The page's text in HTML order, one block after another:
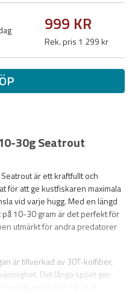
999 KR
Rek. pris 1 299 kr
30g Seatrout
är ett kraftfullt och
för att ge kustfiskaren maximala
vid varje hugg. Med en längd
på 10-30 gram är det perfekt för
utmärkt för andra predatorer
är tillverkad av 30T-kolfiber,
Det långa spöet ger